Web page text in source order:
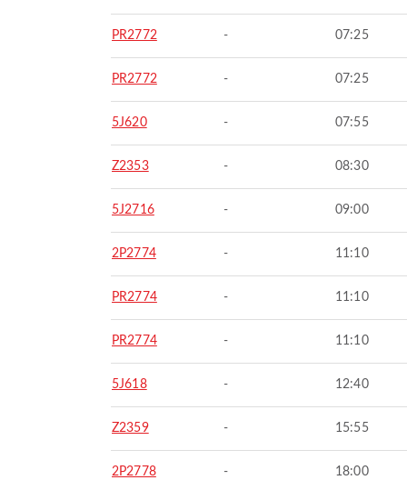
PR2772 - 07:25
PR2772 - 07:25
5J620 - 07:55
Z2353 - 08:30
5J2716 - 09:00
2P2774 - 11:10
PR2774 - 11:10
PR2774 - 11:10
5J618 - 12:40
Z2359 - 15:55
2P2778 - 18:00